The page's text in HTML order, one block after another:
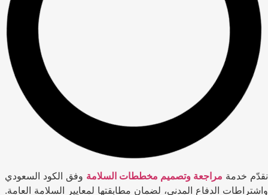
نقدّم خدمة مراجعة وتصميم مخططات السلامة وفق الكود السعودي
واشتراطات الدفاع المدني، لضمان مطابقتها لمعايير السلامة العامة.